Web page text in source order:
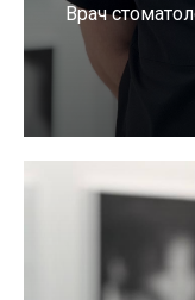
Врач